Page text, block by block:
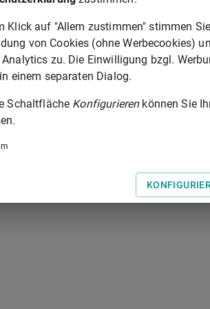
für den Nachlass nicht
anzugeben.
Tastatur zur Navigation zwischen Normen.
Klick auf "Allem zustimmen" stimmen
von Cookies (ohne Werbecookies)
Analytics zu. Die Einwilligung bzgl.
einem separaten Dialog.
Schaltfläche Konfigurierenkönnen Sie